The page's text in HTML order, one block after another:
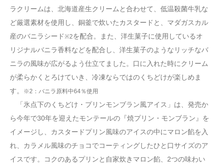
ラクリームは、北海道産生クリームと合わせて、低温殺菌牛乳な
ど厳選素材を使用し、銅釜で炊いたカスタードと、マダガスカル
産のバニラシード※2を配合。また、洋生菓子に使用しているオ
リジナルバニラ香料などを配合し、洋生菓子のようなリッチなバ
ニラの風味が広がるよう仕立てました。口に入れた時にクリーム
が柔らかくとろけていき、冷凍ならではのくちどけが楽しめま
す。
※2：バニラ原料中64％使用
「氷点下のくちどけ・プリンモンブラン風アイス」は、発売か
ら今年で30年を迎えたモンテールの『焼プリン・モンブラン』を
イメージし、カスタードプリン風味のアイスの中にマロン餡を入
れ、カラメル風味のチョコでコーティングしたひと口サイズのア
イスです。コクのあるプリンと自家炊きマロン餡、2つの味わい